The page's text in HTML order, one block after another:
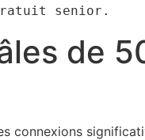
senior.
de
connexions